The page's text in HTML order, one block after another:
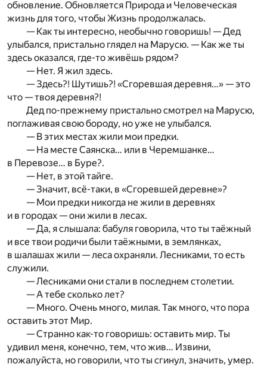
обновление. Обновляется Природа и Человеческая
жизнь для того, чтобы Жизнь продолжалась.
— Как ты интересно, необычно говоришь! — Дед
улыбался, пристально глядел на Марусю. — Как же ты
здесь оказался, где-то живёшь рядом?
— Нет. Я жил здесь.
— Здесь?! Шутишь?! «Сгоревшая деревня…» — это
что — твоя деревня?!
Дед по-прежнему пристально смотрел на Марусю,
поглаживая свою бороду, но уже не улыбался.
— В этих местах жили мои предки.
— На месте Саянска… или в Черемшанке…
в Перевозе… в Буре?.
— Нет, в этой тайге.
— Значит, всё-таки, в «Сгоревшей деревне»?
— Мои предки никогда не жили в деревнях
и в городах — они жили в лесах.
— Да, я слышала: бабуля говорила, что ты таёжный
и все твои родичи были таёжными, в землянках,
в шалашах жили — леса охраняли. Лесниками, то есть
служили.
— Лесниками они стали в последнем столетии.
— А тебе сколько лет?
— Много. Очень много, милая. Так много, что пора
оставить этот Мир.
— Странно как-то говоришь: оставить мир. Ты
удивил меня, конечно, тем, что жив… Извини,
пожалуйста, но говорили, что ты сгинул, значить, умер.